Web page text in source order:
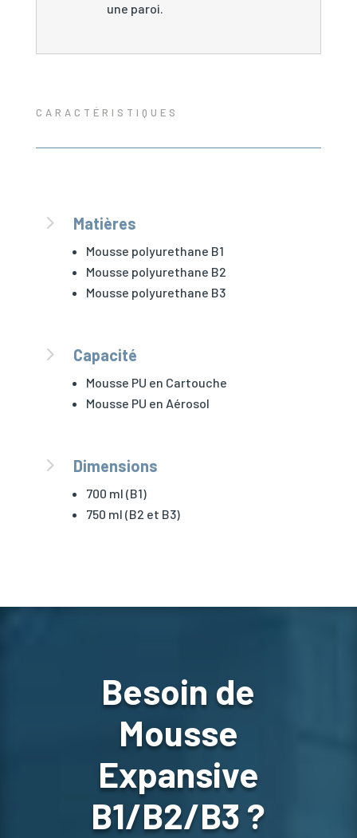
une paroi.
CARACTÉRISTIQUES
5 Matières
Mousse polyurethane B1
Mousse polyurethane B2
Mousse polyurethane B3
5 Capacité
Mousse PU en Cartouche
Mousse PU en Aérosol
5 Dimensions
700 ml (B1)
750 ml (B2 et B3)
Besoin de
Mousse
Expansive
B1/B2/B3 ?